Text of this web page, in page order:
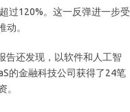
过120%。这一反弹进一步受
。
告还发现，以软件和人工智
的金融科技公司获得了24笔
。